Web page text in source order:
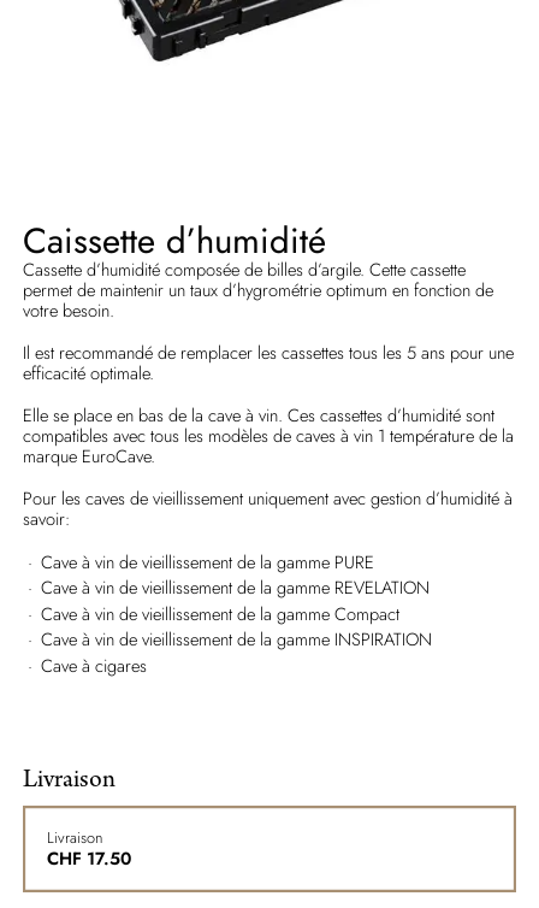
Caissette d’humidité
Cassette d’humidité composée de billes d’argile. Cette cassette
permet de maintenir un taux d’hygrométrie optimum en fonction de
votre besoin.
Il est recommandé de remplacer les cassettes tous les 5 ans pour une
efficacité optimale.
Elle se place en bas de la cave à vin. Ces cassettes d’humidité sont
compatibles avec tous les modèles de caves à vin 1 température de la
marque EuroCave.
Pour les caves de vieillissement uniquement avec gestion d’humidité à
savoir:
Cave à vin de vieillissement de la gamme PURE
Cave à vin de vieillissement de la gamme REVELATION
Cave à vin de vieillissement de la gamme Compact
Cave à vin de vieillissement de la gamme INSPIRATION
Cave à cigares
Livraison
Livraison
CHF 17.50